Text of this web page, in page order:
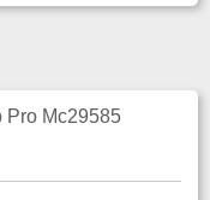
Pro Mc29585